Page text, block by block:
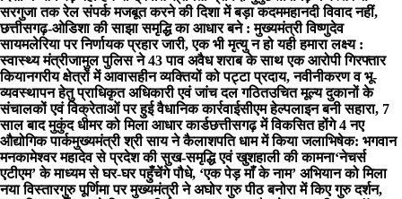
सरगुजा तक रेल संपर्क मजबूत करने की दिशा में बड़ा कदममहानदी विवाद नहीं,
छत्तीसगढ़-ओडिशा की साझा समृद्धि का आधार बने : मुख्यमंत्री विष्णुदेव
सायमलेरिया पर निर्णायक प्रहार जारी, एक भी मृत्यु न हो यही हमारा लक्ष्य :
स्वास्थ्य मंत्रीजामुल पुलिस ने 43 पाव अवैध शराब के साथ एक आरोपी गिरफ्तार
कियानगरीय क्षेत्रों में आवासहीन व्यक्तियों को पट्टा प्रदाय, नवीनीकरण व भू-
व्यवस्थापन हेतु प्राधिकृत अधिकारी एवं जांच दल गठितउचित मूल्य दुकानों के
संचालकों एवं विक्रेताओं पर हुई वैधानिक कार्रवाईसीएम हेल्पलाइन बनी सहारा, 7
साल बाद मुकुंद धीमर को मिला आधार कार्डछत्तीसगढ़ में विकसित होंगे 4 नए
औद्योगिक पार्कमुख्यमंत्री श्री साय ने कैलाशपति धाम में किया जलाभिषेक: भगवान
मनकामेश्वर महादेव से प्रदेश की सुख-समृद्धि एवं खुशहाली की कामना‘नेचर्स
एटीएम’ के माध्यम से घर-घर पहुँचेंगे पौधे, ‘एक पेड़ माँ के नाम’ अभियान को मिला
नया विस्तारगुरु पूर्णिमा पर मुख्यमंत्री ने अघोर गुरु पीठ बनोरा में किए गुरु दर्शन,